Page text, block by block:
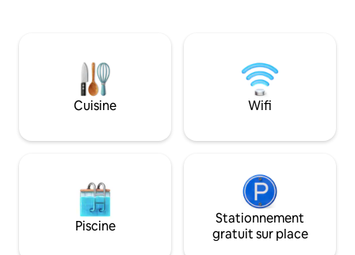
feu / jardin / terrasse / produits Rituals
Les 4 Les vélos peuvent être réservés (
gratuits). En dehors de la taxe de séjour,
2 € par nuit + personne sont payés sur
architecte de
l'une des 10 plus
vacances à louer
Cuisine Wifi
Piscine
Stationnement
gratuit sur place